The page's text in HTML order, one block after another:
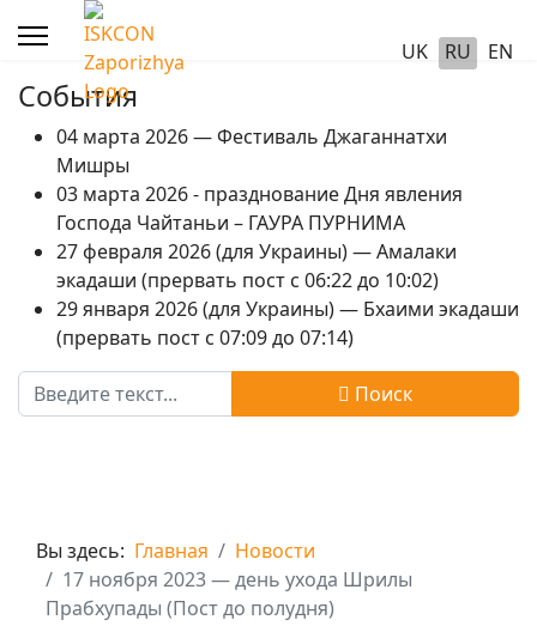
UK RU EN
События
04 марта 2026 — Фестиваль Джаганнатхи
Мишры
03 марта 2026 - празднование Дня явления
Господа Чайтаньи – ГАУРА ПУРНИМА
27 февраля 2026 (для Украины) — Амалаки
экадаши (прервать пост с 06:22 до 10:02)
29 января 2026 (для Украины) — Бхаими экадаши
(прервать пост с 07:09 до 07:14)
Поиск
Поиск
Вы здесь: Главная
Новости
17 ноября 2023 — день ухода Шрилы
Прабхупады (Пост до полудня)